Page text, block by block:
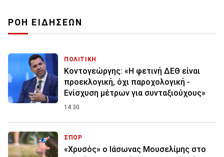
ΡΟΗ ΕΙΔΗΣΕΩΝ
ΠΟΛΙΤΙΚΗ
Κοντογεώργης: «Η φετινή ΔΕΘ είναι
προεκλογική, όχι παροχολογική -
Ενίσχυση μέτρων για συνταξιούχους»
14:30
ΣΠΟΡ
«Χρυσός» ο Ιάσωνας Μουσελίμης στο